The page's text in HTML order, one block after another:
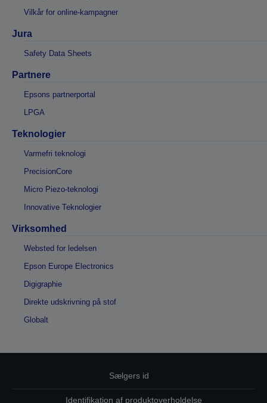
Vilkår for online-kampagner
Jura
Safety Data Sheets
Partnere
Epsons partnerportal
LPGA
Teknologier
Varmefri teknologi
PrecisionCore
Micro Piezo-teknologi
Innovative Teknologier
Virksomhed
Websted for ledelsen
Epson Europe Electronics
Digigraphie
Direkte udskrivning på stof
Globalt
Sælgers id
Identifikation af produktoverholdelse